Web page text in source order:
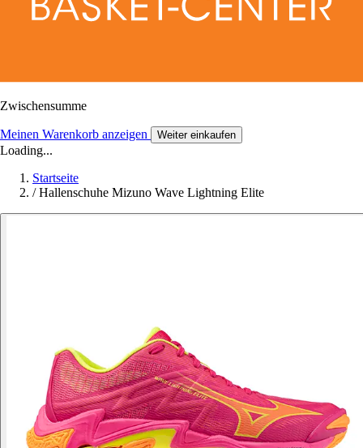
Zwischensumme
Meinen Warenkorb anzeigen Weiter einkaufen
Loading...
Startseite
/ Hallenschuhe Mizuno Wave Lightning Elite